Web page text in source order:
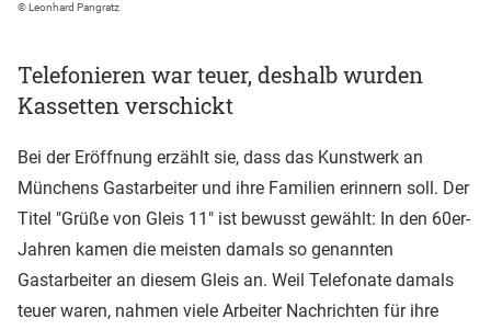
© Leonhard Pangratz
Telefonieren war teuer, deshalb wurden
Kassetten verschickt
Bei der Eröffnung erzählt sie, dass das Kunstwerk an
Münchens Gastarbeiter und ihre Familien erinnern soll. Der
Titel "Grüße von Gleis 11" ist bewusst gewählt: In den 60er-
Jahren kamen die meisten damals so genannten
Gastarbeiter an diesem Gleis an. Weil Telefonate damals
teuer waren, nahmen viele Arbeiter Nachrichten für ihre